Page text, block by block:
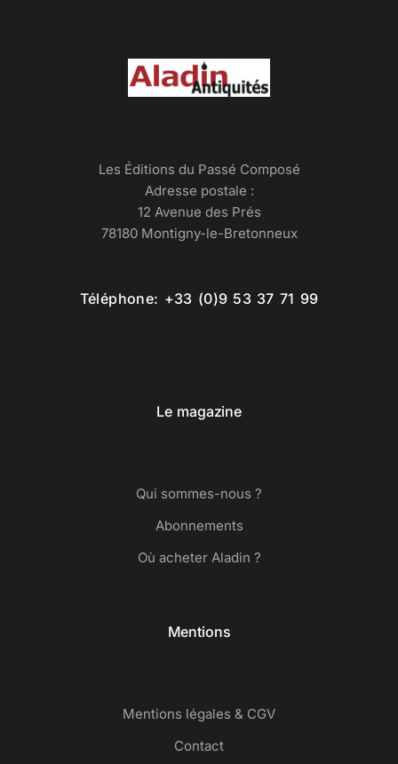
Les Éditions du Passé Composé
Adresse postale :
12 Avenue des Prés
78180 Montigny-le-Bretonneux
Téléphone: +33 (0)9 53 37 71 99
Le magazine
Qui sommes-nous ?
Abonnements
Où acheter Aladin ?
Mentions
Mentions légales & CGV
Contact